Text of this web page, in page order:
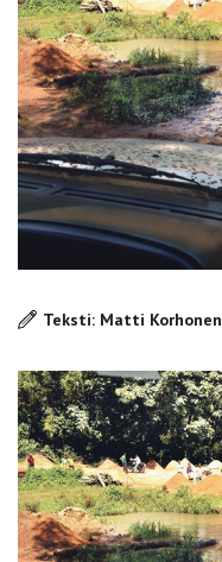
Teksti: Matti Korhonen